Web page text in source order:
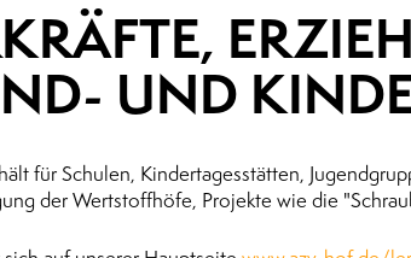
UND
für Schulen, Kindertagesstätten,
der Wertstoffhöfe, Projekte wie die